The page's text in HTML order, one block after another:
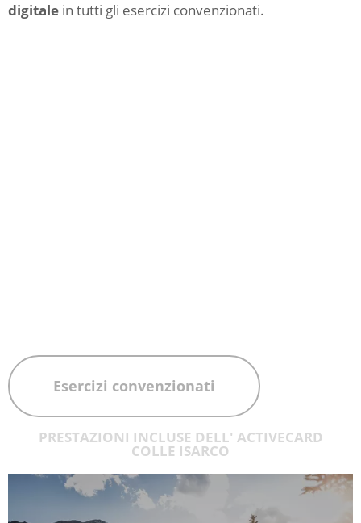
digitale in tutti gli esercizi convenzionati.
Esercizi convenzionati
PRESTAZIONI INCLUSE DELL' ACTIVECARD
COLLE ISARCO